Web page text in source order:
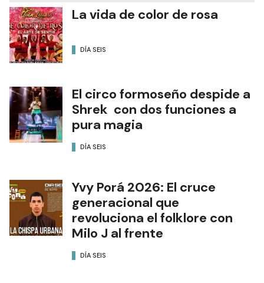
La vida de color de rosa
DÍA SEIS
El circo formoseño despide a
Shrek con dos funciones a
pura magia
DÍA SEIS
Yvy Porá 2026: El cruce
generacional que
revoluciona el folklore con
Milo J al frente
DÍA SEIS